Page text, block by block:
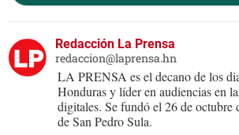
Redacción La Prensa
redaccion@laprensa.hn
LA PRENSA es el decano de los
Honduras y líder en audiencias en
digitales. Se fundó el 26 de octubre
de San Pedro Sula.